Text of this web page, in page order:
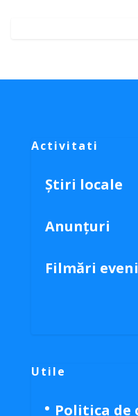
Activitati
Știri locale
Anunțuri
Filmări
Utile
Politica